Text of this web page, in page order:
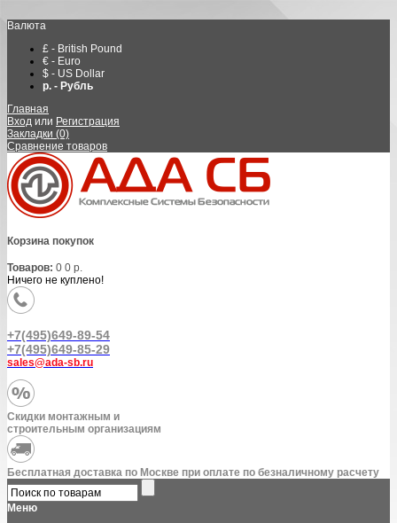
Валюта
£ - British Pound
€ - Euro
$ - US Dollar
р. - Рубль
Главная
Вход или Регистрация
Закладки (0)
Сравнение товаров
Корзина покупок
Товаров: 0 0 р.
Ничего не куплено!
+7(495)649-89-54
+7(495)649-85-29
sales@ada-sb.ru
Скидки монтажным и
строительным организациям
Бесплатная доставка по Москве при оплате по безналичному расчету
Меню